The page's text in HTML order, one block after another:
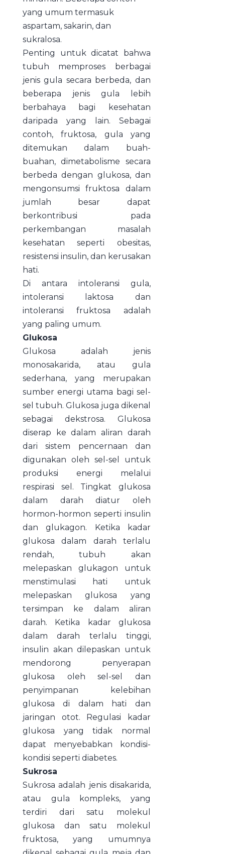
yang umum termasuk
aspartam, sakarin, dan
sukralosa.
Penting untuk dicatat bahwa
tubuh memproses berbagai
jenis gula secara berbeda, dan
beberapa jenis gula lebih
berbahaya bagi kesehatan
daripada yang lain. Sebagai
contoh, fruktosa, gula yang
ditemukan dalam buah-
buahan, dimetabolisme secara
berbeda dengan glukosa, dan
mengonsumsi fruktosa dalam
jumlah besar dapat
berkontribusi pada
perkembangan masalah
kesehatan seperti obesitas,
resistensi insulin, dan kerusakan
hati.
Di antara intoleransi gula,
intoleransi laktosa dan
intoleransi fruktosa adalah
yang paling umum.
Glukosa
Glukosa adalah jenis
monosakarida, atau gula
sederhana, yang merupakan
sumber energi utama bagi sel-
sel tubuh. Glukosa juga dikenal
sebagai dekstrosa. Glukosa
diserap ke dalam aliran darah
dari sistem pencernaan dan
digunakan oleh sel-sel untuk
produksi energi melalui
respirasi sel. Tingkat glukosa
dalam darah diatur oleh
hormon-hormon seperti insulin
dan glukagon. Ketika kadar
glukosa dalam darah terlalu
rendah, tubuh akan
melepaskan glukagon untuk
menstimulasi hati untuk
melepaskan glukosa yang
tersimpan ke dalam aliran
darah. Ketika kadar glukosa
dalam darah terlalu tinggi,
insulin akan dilepaskan untuk
mendorong penyerapan
glukosa oleh sel-sel dan
penyimpanan kelebihan
glukosa di dalam hati dan
jaringan otot. Regulasi kadar
glukosa yang tidak normal
dapat menyebabkan kondisi-
kondisi seperti diabetes.
Sukrosa
Sukrosa adalah jenis disakarida,
atau gula kompleks, yang
terdiri dari satu molekul
glukosa dan satu molekul
fruktosa, yang umumnya